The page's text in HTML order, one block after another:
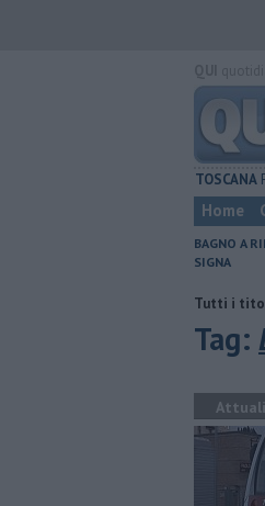
TOSCANA
Home
BAGNO A
SIGNA
Tutti i
Per captare l'acqua danneggia
Tag: